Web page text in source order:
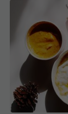
Ce este
înfometezi.
14 ian 2025, 15:55